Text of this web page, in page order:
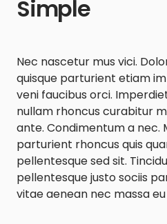
Simple
Nec nascetur mus vici.
quisque parturient etiam
veni faucibus orci.
nullam rhoncus curabitur
ante. Condimentum a nec.
parturient rhoncus quis
pellentesque sed sit.
pellentesque justo sociis
vitae aenean nec massa